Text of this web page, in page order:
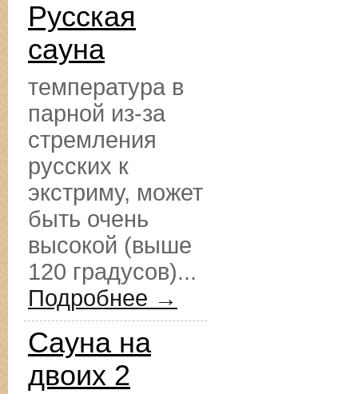
Русская
сауна
температура в
парной из-за
стремления
русских к
экстриму, может
быть очень
высокой (выше
120 градусов)...
Подробнее →
Сауна на
двоих 2